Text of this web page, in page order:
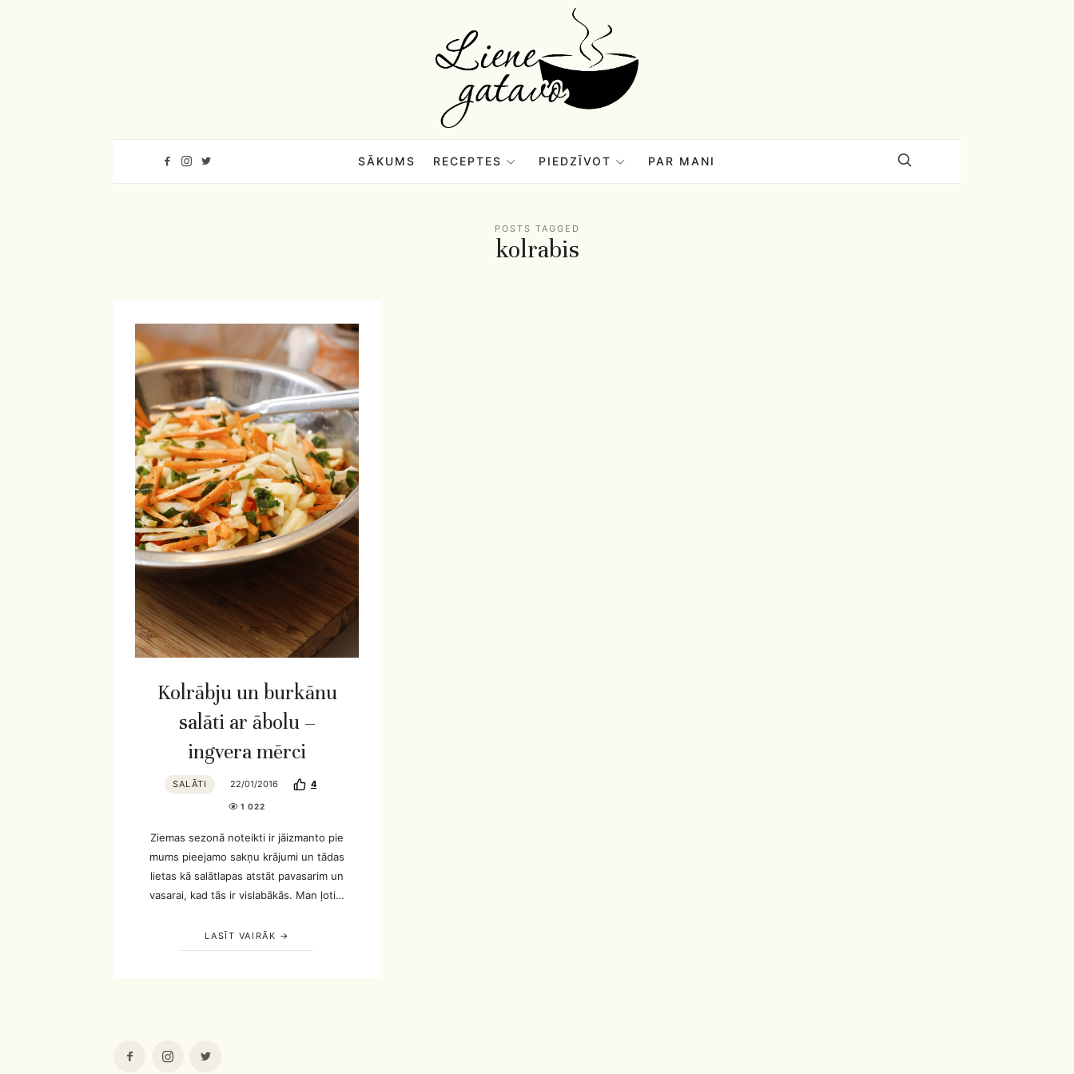
Liene
Gatavo
–
Mana
SĀKUMS RECEPTES PIEDZĪVOT PAR MANI
POSTS TAGGED
kolrabis
Kolrābju un burkānu
salāti ar ābolu –
ingvera mērci
SALĀTI 22/01/2016 4
1 022
Ziemas sezonā noteikti ir jāizmanto pie
mums pieejamo sakņu krājumi un tādas
lietas kā salātlapas atstāt pavasarim un
vasarai, kad tās ir vislabākās. Man ļoti…
LASĪT VAIRĀK